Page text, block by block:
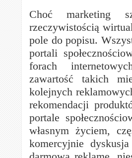
Choć marketing
rzeczywistością
pole do popisu.
portali
forach
zawartość takich
kolejnych
rekomendacji
portale
własnym życiem,
komercyjnie